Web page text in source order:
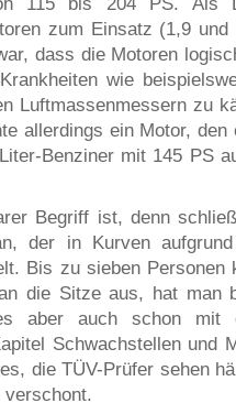
zum Einsatz (1,9
dass die Motoren
wie
Luftmassenmessern zu
allerdings ein Motor, den
Benziner mit 145 PS
Begriff ist, denn
der in Kurven
Bis zu sieben Personen
die Sitze aus, hat man
aber auch schon mit
Schwachstellen und
die TÜV-Prüfer sehen
verschont.